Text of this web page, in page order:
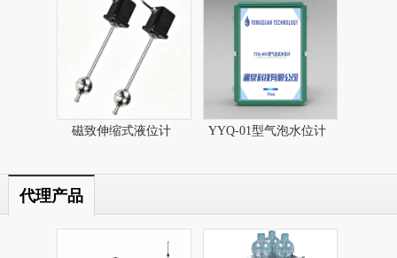
磁致伸缩式液位计​ YYQ-01型气泡水位计
代理产品